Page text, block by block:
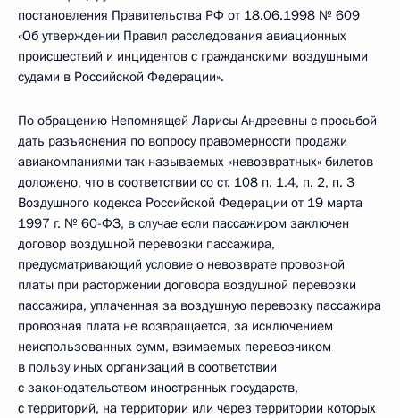
постановления Правительства РФ от 18.06.1998 № 609
«Об утверждении Правил расследования авиационных
происшествий и инцидентов с гражданскими воздушными
судами в Российской Федерации».
По обращению Непомнящей Ларисы Андреевны с просьбой
дать разъяснения по вопросу правомерности продажи
авиакомпаниями так называемых «невозвратных» билетов
доложено, что в соответствии со ст. 108 п. 1.4, п. 2, п. 3
Воздушного кодекса Российской Федерации от 19 марта
1997 г. № 60-ФЗ, в случае если пассажиром заключен
договор воздушной перевозки пассажира,
предусматривающий условие о невозврате провозной
платы при расторжении договора воздушной перевозки
пассажира, уплаченная за воздушную перевозку пассажира
провозная плата не возвращается, за исключением
неиспользованных сумм, взимаемых перевозчиком
в пользу иных организаций в соответствии
с законодательством иностранных государств,
с территорий, на территории или через территории которых